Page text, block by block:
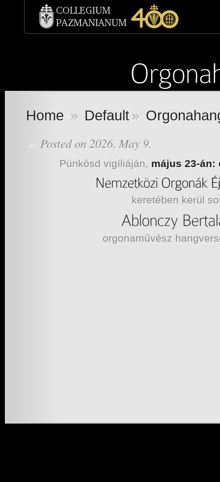
Home » Default»
» Posted on 2026. May 9.
Pünkösd vigíliáján, május 23-án:
keretében kerül
orgonaművész